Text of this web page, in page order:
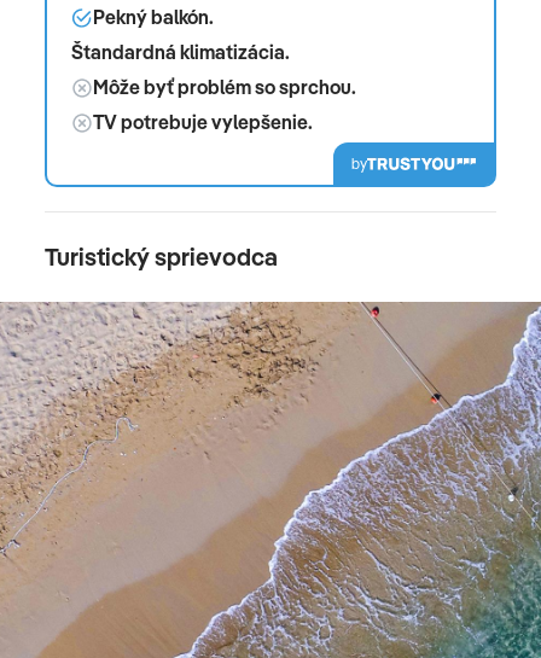
Pekný balkón.
Štandardná klimatizácia.
Môže byť problém so sprchou.
TV potrebuje vylepšenie.
by
Turistický sprievodca